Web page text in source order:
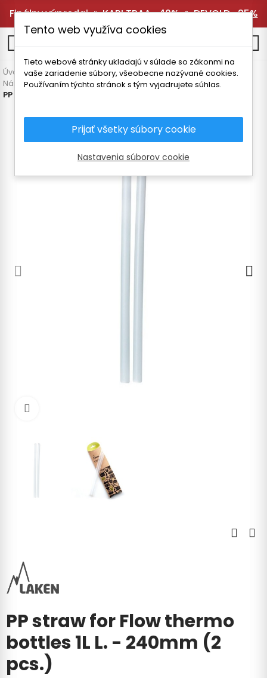
Finálny výpredaj 🔥KARI TRAA -40%🔥DEVOLD -25%
Úvodná stránka Vybavenie
Termosky a fľaše
Náhradné diely a doplnky
PP straw for Flow thermo bottles 1L L. - 240mm (2 pcs.)
PP straw for Flow thermo
bottles 1L L. - 240mm (2
pcs.)
Tento web využíva cookies
Tieto webové stránky ukladajú v súlade so zákonmi na
vaše zariadenie súbory, všeobecne nazývané cookies.
Používaním týchto stránok s tým vyjadrujete súhlas.
Prijať všetky súbory cookie
Nastavenia súborov cookie